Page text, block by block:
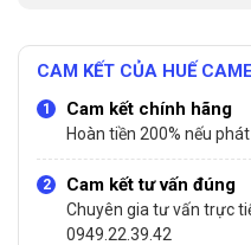
CAM KẾT CỦA HUẾ
Cam kết chính hãng
Hoàn tiền 200% nếu
Cam kết tư vấn đúng
Chuyên gia tư vấn trực
0949.22.39.42